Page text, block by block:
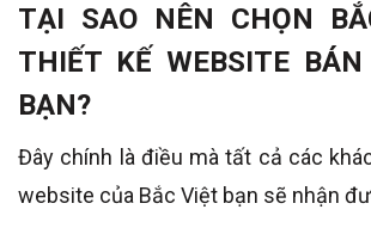
TẠI SAO NÊN CHỌN
THIẾT KẾ WEBSITE
BẠN?
Đây chính là điều mà tất cả các
website của Bắc Việt bạn sẽ nhận